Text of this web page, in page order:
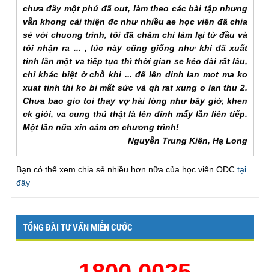
vẫn khong cải thiện đc như nhiều ae học viên đã chia
sẻ với chuong trinh, tôi đã chăm chỉ làm lại từ đầu và
tôi nhận ra ... , lúc này cũng giống như khi đã xuất
tinh lần một va tiếp tục thì thời gian se kéo dài rất lâu,
chỉ khác biệt ở chỗ khi ... để lên dinh lan mot ma ko
xuat tinh thi ko bi mất sức và qh rat xung o lan thu 2.
Chưa bao gio toi thay vợ hài lòng như bây giờ, khen
ck giỏi, va cung thú thật là lên đỉnh mấy lần liên tiếp.
Một lần nữa xin cảm ơn chương trình!
Nguyễn Trung Kiên, Hạ Long
“Tôi có những lo lắng ban đầu về phương pháp này,
nhưng sau khi thực sự áp dụng tôi đã thực sự thấy
kết quả” “
Sau khi tham gia ODC tôi đã thấy mình may mắn khi
Bạn có thể xem chia sẻ nhiều hơn nữa của học viên ODC tại
đây
TỔNG ĐÀI TƯ VẤN MIỄN CƯỚC